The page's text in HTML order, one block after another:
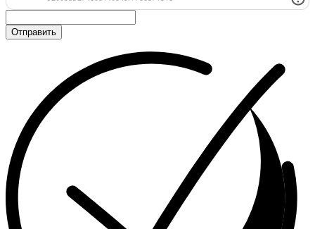
Отправить